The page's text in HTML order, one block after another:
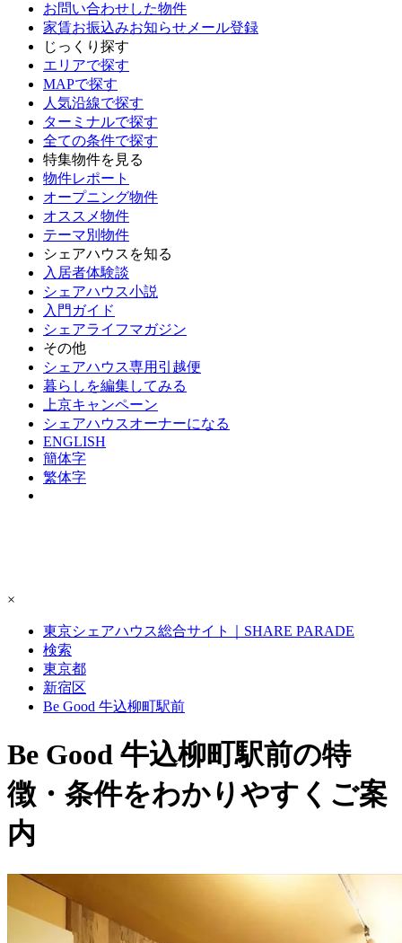
お問い合わせした物件
家賃お振込みお知らせメール登録
じっくり探す
エリアで探す
MAPで探す
人気沿線で探す
ターミナルで探す
全ての条件で探す
特集物件を見る
物件レポート
オープニング物件
オススメ物件
テーマ別物件
シェアハウスを知る
入居者体験談
シェアハウス小説
入門ガイド
シェアライフマガジン
その他
シェアハウス専用引越便
暮らしを編集してみる
上京キャンペーン
シェアハウスオーナーになる
ENGLISH
簡体字
繁体字
×
東京シェアハウス総合サイト｜SHARE PARADE
検索
東京都
新宿区
Be Good 牛込柳町駅前
Be Good 牛込柳町駅前の特
徴・条件をわかりやすくご案
内